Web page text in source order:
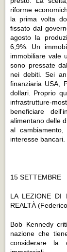
riforme
la prima volta
fissato dal
agosto la
6,9%. Un
immobiliare vale
sono pressate
nei debiti. Sei
finanziaria USA,
dollari. Proprio
infrastrutture-
beneficiare
alimentano delle
al
interesse bancari.
15 SETTEMBRE
LA LEZIONE DI
REALTÀ
Bob Kennedy
nazione che
considerare la